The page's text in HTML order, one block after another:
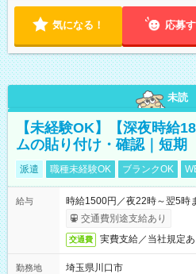
気になる！ 応募
未読
【未経験OK】【深夜時給
ムの貼り付け・確認｜短期
派遣 職種未経験OK ブランクOK
給与
時給1500円／夜22時～翌5時
交通費別途支給あり
交通費 実費支給／当社規定あ
勤務地
埼玉県川口市